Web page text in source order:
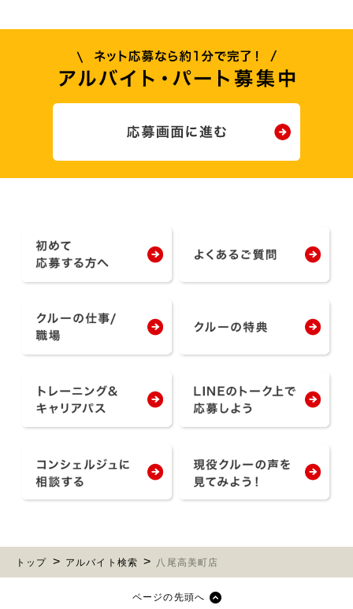
トップ アルバイト検索 八尾高美町店
ページの先頭へ